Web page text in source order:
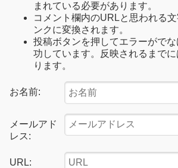
まれている必要があります。
コメント欄内のURLと思われる
ンクに変換されます。
投稿ボタンを押してエラーがで
功しています。反映されるまで
ります。
お名前:
メールアド
レス:
URL: